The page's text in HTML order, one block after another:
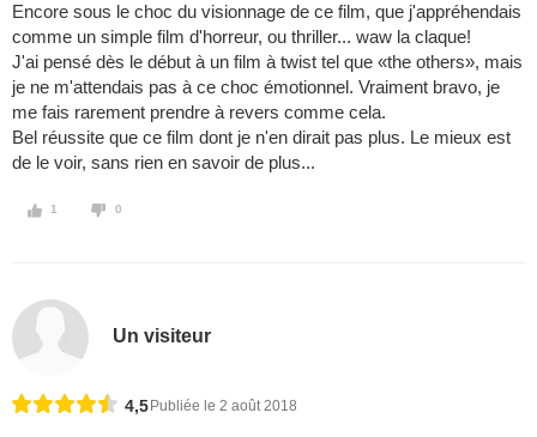
Encore sous le choc du visionnage de ce film, que j'appréhendais
comme un simple film d'horreur, ou thriller... waw la claque!
J'ai pensé dès le début à un film à twist tel que «the others», mais
je ne m'attendais pas à ce choc émotionnel. Vraiment bravo, je
me fais rarement prendre à revers comme cela.
Bel réussite que ce film dont je n'en dirait pas plus. Le mieux est
de le voir, sans rien en savoir de plus...
1 0
Un visiteur
4,5 Publiée le 2 août 2018